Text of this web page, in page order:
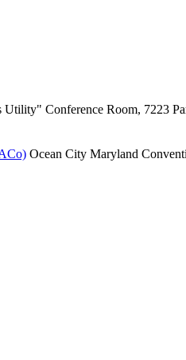
Utility" Conference Room, 7223
Ocean City Maryland